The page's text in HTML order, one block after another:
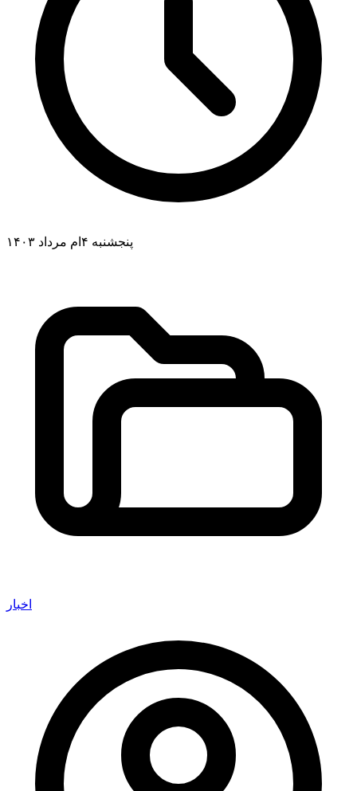
پنجشنبه ۴ام مرداد ۱۴۰۳
اخبار